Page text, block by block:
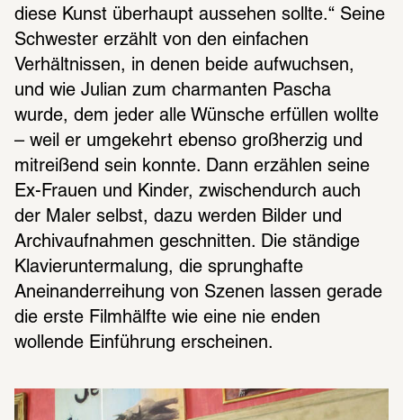
diese Kunst überhaupt aussehen sollte.“ Seine
Schwester erzählt von den einfachen
Verhältnissen, in denen beide aufwuchsen,
und wie Julian zum charmanten Pascha
wurde, dem jeder alle Wünsche erfüllen wollte
– weil er umgekehrt ebenso großherzig und
mitreißend sein konnte. Dann erzählen seine
Ex-Frauen und Kinder, zwischendurch auch
der Maler selbst, dazu werden Bilder und
Archivaufnahmen geschnitten. Die ständige
Klavieruntermalung, die sprunghafte
Aneinanderreihung von Szenen lassen gerade
die erste Filmhälfte wie eine nie enden
wollende Einführung erscheinen.